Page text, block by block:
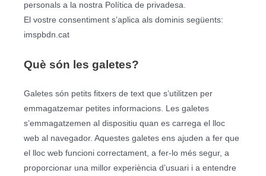
personals a la nostra Política de privadesa.
El vostre consentiment s’aplica als dominis següents:
imspbdn.cat
Què són les galetes?
Galetes són petits fitxers de text que s’utilitzen per
emmagatzemar petites informacions. Les galetes
s’emmagatzemen al dispositiu quan es carrega el lloc
web al navegador. Aquestes galetes ens ajuden a fer que
el lloc web funcioni correctament, a fer-lo més segur, a
proporcionar una millor experiència d’usuari i a entendre